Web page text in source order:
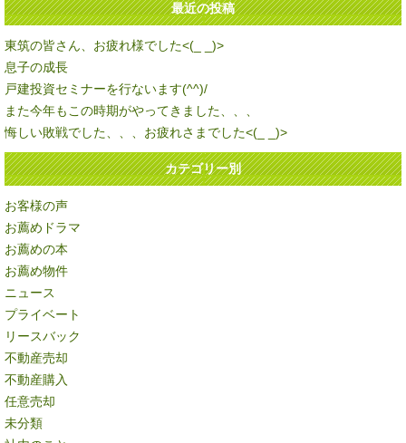
最近の投稿
東筑の皆さん、お疲れ様でした<(_ _)>
息子の成長
戸建投資セミナーを行ないます(^^)/
また今年もこの時期がやってきました、、、
悔しい敗戦でした、、、お疲れさまでした<(_ _)>
カテゴリー別
お客様の声
お薦めドラマ
お薦めの本
お薦め物件
ニュース
プライベート
リースバック
不動産売却
不動産購入
任意売却
未分類